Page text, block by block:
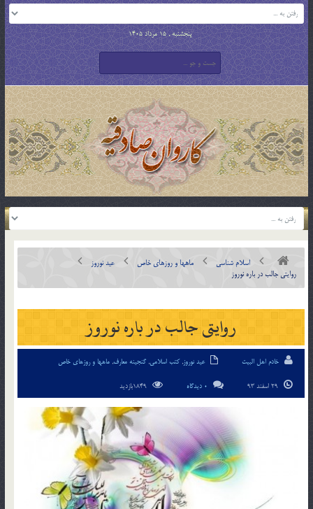
پنجشنبه , 15 مرداد 1405
اسلام شناسی ماهها و روزهای خاص
عید نوروز
روایتی جالب در باره نوروز
روایتی جالب در باره نوروز
خادم اهل البیت عید نوروز,کتب اسلامی, گنجینه معارف, ماهها و روزهای خاص
0 دیدگاه